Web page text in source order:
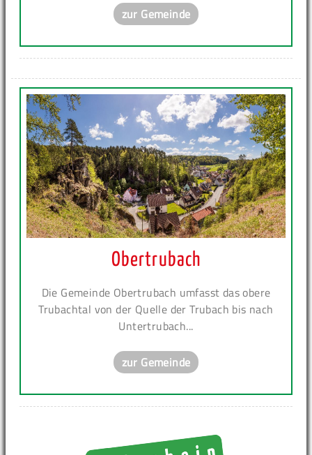
zur Gemeinde
Obertrubach
Die Gemeinde Obertrubach umfasst das obere
Trubachtal von der Quelle der Trubach bis nach
Untertrubach...
zur Gemeinde